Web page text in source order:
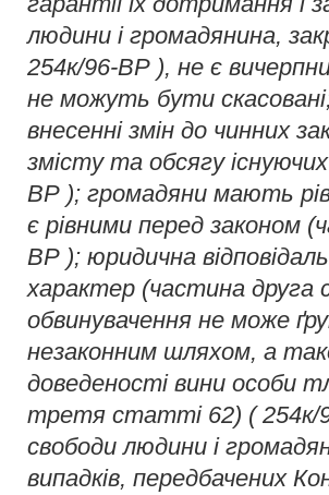
людини і громадянина,
254к/96-ВР ), не є
не можуть бути
внесенні змін до чинних
змісту та обсягу
ВР ); громадяни мають
є рівними перед законом
ВР ); юридична
характер (частина
обвинувачення не може
незаконним шляхом, а
доведеності вини особи
третя статті 62) ( 254к/
свободи людини і
випадків, передбачених